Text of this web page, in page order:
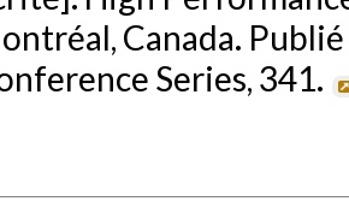
Canada.
Series, 341.